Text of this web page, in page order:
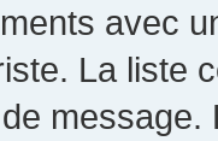
avec
La liste